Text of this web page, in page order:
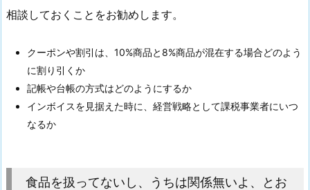
相談しておくことをお勧めします。
クーポンや割引は、10%商品と8%商品が混在する場合どのよう
に割り引くか
記帳や台帳の方式はどのようにするか
インボイスを見据えた時に、経営戦略として課税事業者にいつ
なるか
食品を扱ってないし、うちは関係無いよ、とお